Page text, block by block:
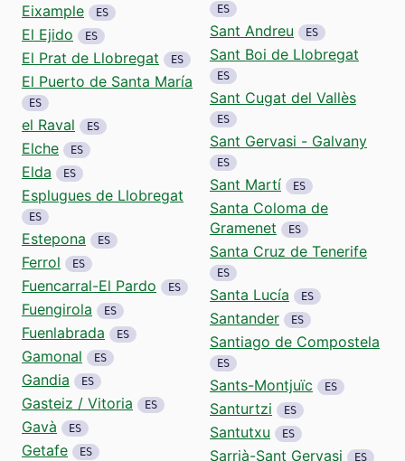
Eixample ES
El Ejido ES
El Prat de Llobregat ES
El Puerto de Santa María
ES
el Raval ES
Elche ES
Elda ES
Esplugues de Llobregat
ES
Estepona ES
Ferrol ES
Fuencarral-El Pardo ES
Fuengirola ES
Fuenlabrada ES
Gamonal ES
Gandia ES
Gasteiz / Vitoria ES
Gavà ES
Getafe ES
ES
Sant Andreu ES
Sant Boi de Llobregat
ES
Sant Cugat del Vallès
ES
Sant Gervasi - Galvany
ES
Sant Martí ES
Santa Coloma de
Gramenet
ES
Santa Cruz de Tenerife
ES
Santa Lucía ES
Santander ES
Santiago de Compostela
ES
Sants-Montjuïc ES
Santurtzi ES
Santutxu ES
Sarrià-Sant Gervasi ES